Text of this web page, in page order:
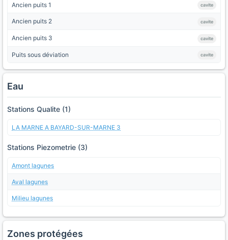
Ancien puits 1 cavite
Ancien puits 2 cavite
Ancien puits 3 cavite
Puits sous déviation cavite
Eau
Stations Qualite (1)
LA MARNE A BAYARD-SUR-MARNE 3
Stations Piezometrie (3)
Amont lagunes
Aval lagunes
Milieu lagunes
Zones protégées